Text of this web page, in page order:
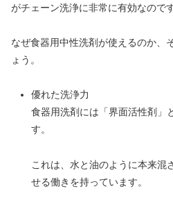
がチェーン洗浄に非常に有効なのです
なぜ食器用中性洗剤が使えるのか、
ょう。
優れた洗浄力
食器用洗剤には「界面活性剤」
す。
これは、水と油のように本来混
せる働きを持っています。